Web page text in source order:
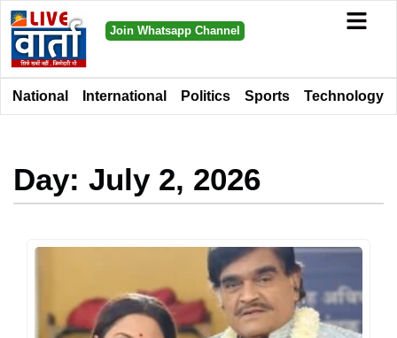
Join Whatsapp Channel
National International Politics Sports Technology
Day: July 2, 2026